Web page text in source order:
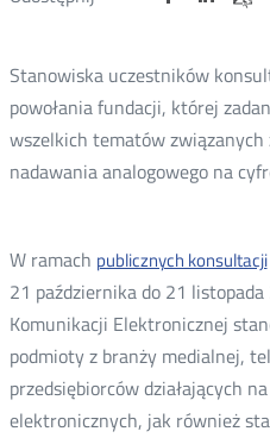
na na
Stanowiska uczestników
powołania fundacji, której
wszelkich tematów związanych
nadawania analogowego na
W ramach publicznych konsultacji
21 października do 21 listopada
Komunikacji Elektronicznej
podmioty z branży medialnej,
przedsiębiorców działających
elektronicznych, jak również